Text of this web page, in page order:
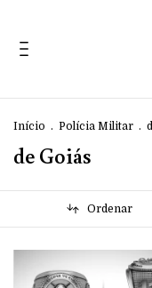
Início . Polícia Militar .
de Goiás
Ordenar